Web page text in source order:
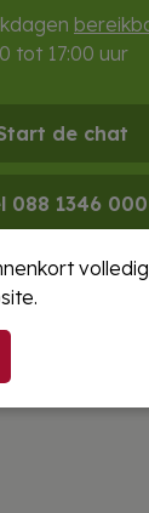
tot 17:00 uur
de chat
088 1346 000
E-mail ons